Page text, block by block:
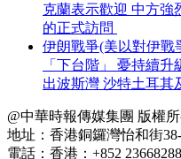
克蘭表示歡迎 中方強
的正式訪問
伊朗戰爭(美以對伊戰
「下台階」 憂持續
出波斯灣 沙特土耳其
@中華時報傳媒集團 版權
地址：香港銅鑼灣怡和街
電話：香港：+852